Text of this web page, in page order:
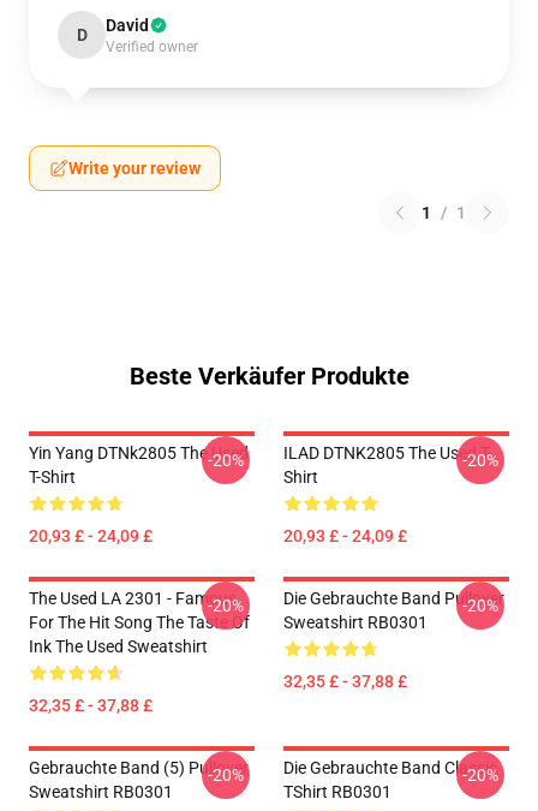
D David
Verified owner
Write your review
1 / 1
Beste Verkäufer Produkte
Yin Yang DTNk2805 The Used
T-Shirt
20,93 £ - 24,09 £
-20%
ILAD DTNK2805 The Used T-
Shirt
20,93 £ - 24,09 £
-20%
The Used LA 2301 - Famous
For The Hit Song The Taste Of
Ink The Used Sweatshirt
32,35 £ - 37,88 £
-20%
Die Gebrauchte Band Pullover
Sweatshirt RB0301
32,35 £ - 37,88 £
-20%
Gebrauchte Band (5) Pullover
Sweatshirt RB0301
-20%
Die Gebrauchte Band Classic
TShirt RB0301
-20%